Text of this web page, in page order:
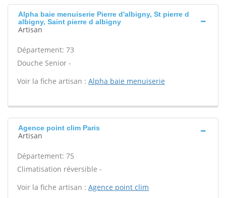
Alpha baie menuiserie Pierre d'albigny, St pierre d
albigny, Saint pierre d albigny
Artisan
Département: 73
Douche Senior -
Voir la fiche artisan : Alpha baie menuiserie
Agence point clim Paris
Artisan
Département: 75
Climatisation réversible -
Voir la fiche artisan : Agence point clim